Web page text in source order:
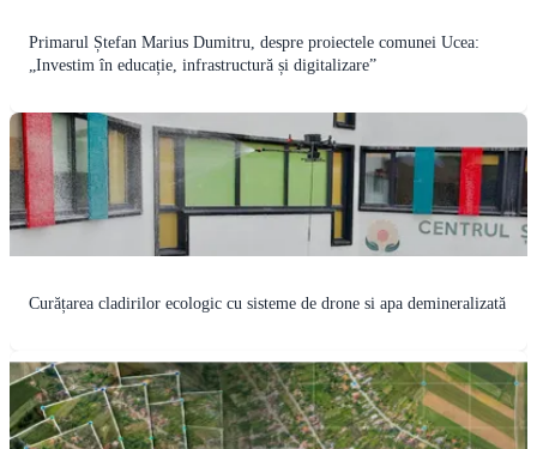
Primarul Ștefan Marius Dumitru, despre proiectele comunei Ucea:
„Investim în educație, infrastructură și digitalizare”
Curățarea cladirilor ecologic cu sisteme de drone si apa demineralizată